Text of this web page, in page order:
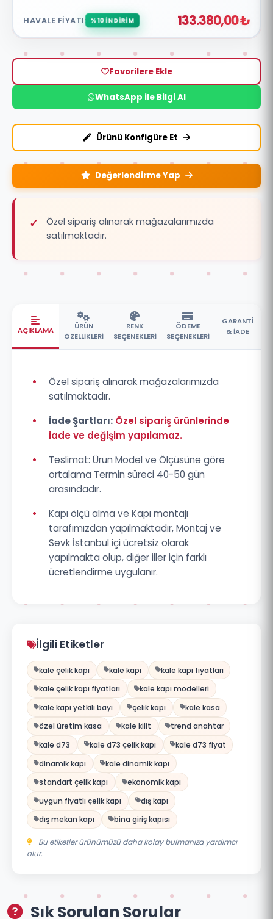
HAVALE FIYATI: %10 İNDİRİM 133.380,00 ₺
Favorilere Ekle
WhatsApp ile Bilgi Al
Ürünü Konfigüre Et
Değerlendirme Yap
Özel sipariş alınarak mağazalarımızda
satılmaktadır.
AÇIKLAMA
ÜRÜN
ÖZELLİKLERİ
RENK
SEÇENEKLERİ
ÖDEME
SEÇENEKLERİ
GARANTİ
& İADE
•
Özel sipariş alınarak mağazalarımızda
satılmaktadır.
•
İade Şartları: Özel sipariş ürünlerinde
iade ve değişim yapılamaz.
•
Teslimat: Ürün Model ve Ölçüsüne göre
ortalama Termin süreci 40-50 gün
arasındadır.
•
Kapı ölçü alma ve Kapı montajı
tarafımızdan yapılmaktadır, Montaj ve
Sevk İstanbul içi ücretsiz olarak
yapılmakta olup, diğer iller için farklı
ücretlendirme uygulanır.
İlgili Etiketler
kale çelik kapı kale kapı
kale kapı fiyatları
kale çelik kapı fiyatları
kale kapı modelleri
kale kapı yetkili bayi
çelik kapı
kale kasa
özel üretim kasa
kale kilit
trend anahtar
kale d73
kale d73 çelik kapı
kale d73 fiyat
dinamik kapı
kale dinamik kapı
standart çelik kapı
ekonomik kapı
uygun fiyatlı çelik kapı
dış kapı
dış mekan kapı
bina giriş kapısı
Bu etiketler ürünümüzü daha kolay bulmanıza yardımcı
olur.
Sık Sorulan Sorular